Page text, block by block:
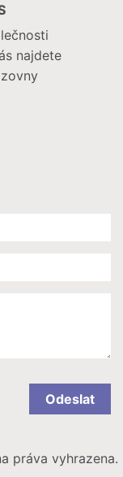
najdete
Odeslat
práva vyhrazena.